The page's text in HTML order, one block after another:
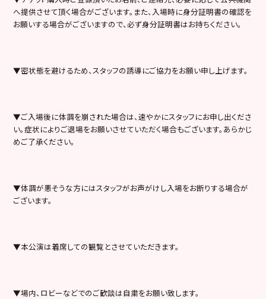
へ提供させて頂く場合がございます。また、入場時に身分証明書の確認を
お願いする場合がございますので、必ず身分証明書はお持ちください。
▼密状態を避けるため、スタッフの誘導にご協力をお願い申し上げます。
▼ご入場後に体調を崩された場合は、速やかにスタッフにお申し出くださ
い。症状によりご退場をお願いさせていただく場合もございます。あらかじ
めご了承ください。
▼体調が悪そうな方にはスタッフがお声がけし入場をお断りする場合が
ございます。
▼本公演は着席しての観覧とさせていただきます。
▼場内、ロビーなどでのご歓談は⾃粛をお願い致します。